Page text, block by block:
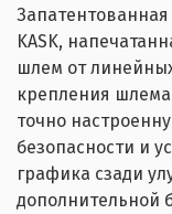
KASK,
шлем от
крепления шлема
точно
безопасности и
графика сзади
дополнительной